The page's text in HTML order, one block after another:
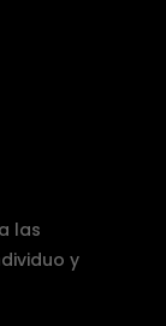
las
y